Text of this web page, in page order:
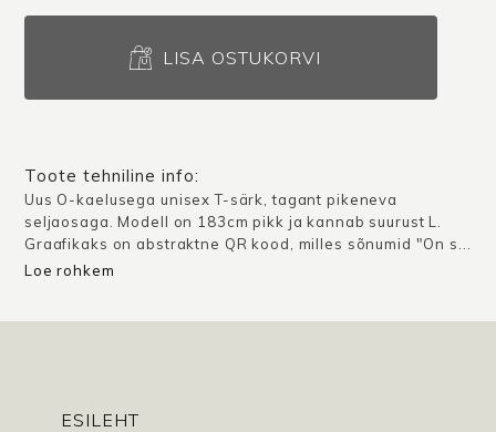
/
Valge
/
LISA OSTUKORVI
Toote tehniline info:
Uus O-kaelusega unisex T-särk, tagant pikeneva
seljaosaga. Modell on 183cm pikk ja kannab suurust L.
Graafikaks on abstraktne QR kood, milles sõnumid "On s...
Loe rohkem
ESILEHT